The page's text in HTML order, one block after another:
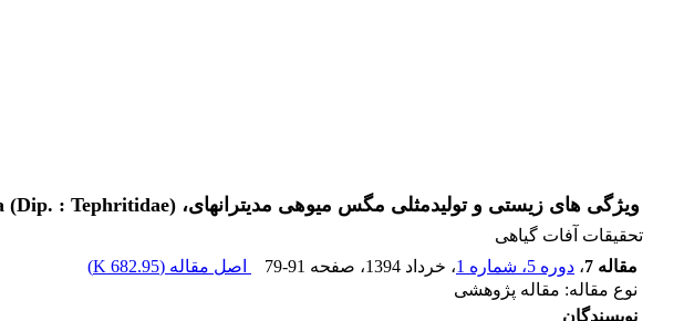
ویژگی‏ های زیستی و تولیدمثلی مگس میوه‎ی مدیترانه‎ای، (Ceratitis capitata (Dip. : Tephritidae، روی چند گیاه میزبان در شرایط آزمایشگاهی
تحقیقات آفات گیاهی
مقاله 7
، دوره 5، شماره 1 ، خرداد 1394 ، صفحه 79-91 اصل مقاله (682.95 K
)
نوع مقاله: مقاله پژوهشی
نویسندگان